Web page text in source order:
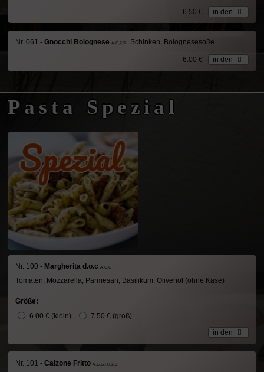
6.50 € in den
Nr. 061 - Gnocchi Bolognese A,C,2,3 Schinken, Bolognesesoße
6.00 € in den
Pasta Spezial
Nr. 100 - Margherita d.o.c A,C,G
Tomaten, Mozzarella, Parmesan, Basilikum, Olivenöl (ohne Käse)
Größe:
6.00 € (klein) 7.50 € (groß)
in den
Nr. 101 - Calzone Fritto A,C,G,H,I,2,3